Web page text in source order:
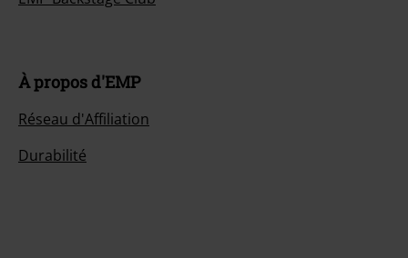
À propos d'EMP
Réseau d'Affiliation
Durabilité